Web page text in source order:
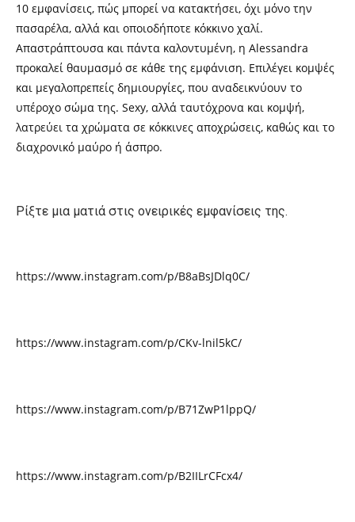
10 εμφανίσεις, πώς μπορεί να κατακτήσει, όχι μόνο την
πασαρέλα, αλλά και οποιοδήποτε κόκκινο χαλί.
Απαστράπτουσα και πάντα καλοντυμένη, η Alessandra
προκαλεί θαυμασμό σε κάθε της εμφάνιση. Επιλέγει κομψές
και μεγαλοπρεπείς δημιουργίες, που αναδεικνύουν το
υπέροχο σώμα της. Sexy, αλλά ταυτόχρονα και κομψή,
λατρεύει τα χρώματα σε κόκκινες αποχρώσεις, καθώς και το
διαχρονικό μαύρο ή άσπρο.
Ρίξτε μια ματιά στις ονειρικές εμφανίσεις της.
https://www.instagram.com/p/B8aBsJDlq0C/
https://www.instagram.com/p/CKv-lnil5kC/
https://www.instagram.com/p/B71ZwP1lppQ/
https://www.instagram.com/p/B2IILrCFcx4/